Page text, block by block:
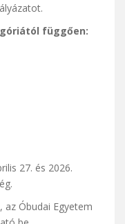
függően:
27. és 2026.
az Óbudai Egyetem